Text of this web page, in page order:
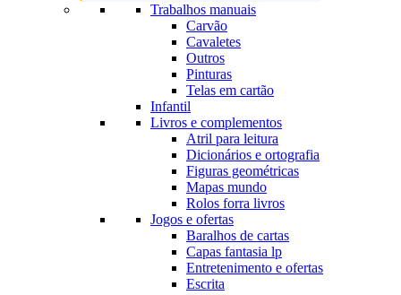
Trabalhos manuais
Carvão
Cavaletes
Outros
Pinturas
Telas em cartão
Infantil
Livros e complementos
Atril para leitura
Dicionários e ortografia
Figuras geométricas
Mapas mundo
Rolos forra livros
Jogos e ofertas
Baralhos de cartas
Capas fantasia lp
Entretenimento e ofertas
Escrita